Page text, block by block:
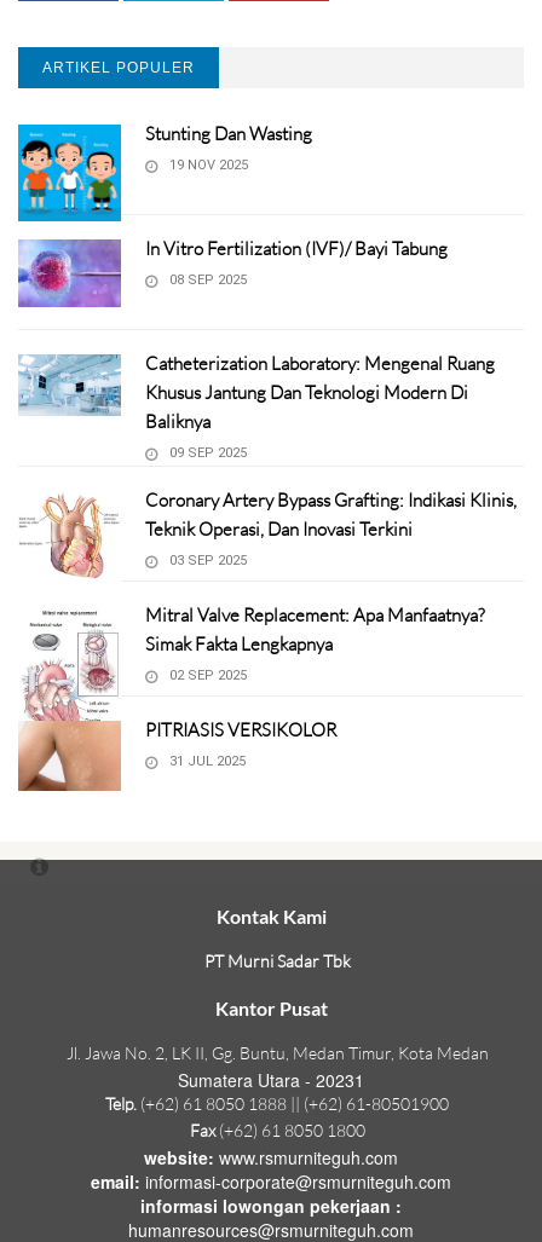
ARTIKEL POPULER
Stunting Dan Wasting
19 NOV 2025
In Vitro Fertilization (IVF)/ Bayi Tabung
08 SEP 2025
Catheterization Laboratory: Mengenal Ruang
Khusus Jantung Dan Teknologi Modern Di
Baliknya
09 SEP 2025
Coronary Artery Bypass Grafting: Indikasi Klinis,
Teknik Operasi, Dan Inovasi Terkini
03 SEP 2025
Mitral Valve Replacement: Apa Manfaatnya?
Simak Fakta Lengkapnya
02 SEP 2025
PITRIASIS VERSIKOLOR
31 JUL 2025
Kontak Kami
PT Murni Sadar Tbk
Kantor Pusat
Jl. Jawa No. 2, LK II, Gg. Buntu, Medan Timur, Kota Medan
Sumatera Utara - 20231
Telp. (+62) 61 8050 1888 || (+62) 61-80501900
Fax(+62) 61 8050 1800
website: www.rsmurniteguh.com
email: informasi-corporate@rsmurniteguh.com
informasi lowongan pekerjaan :
humanresources@rsmurniteguh.com